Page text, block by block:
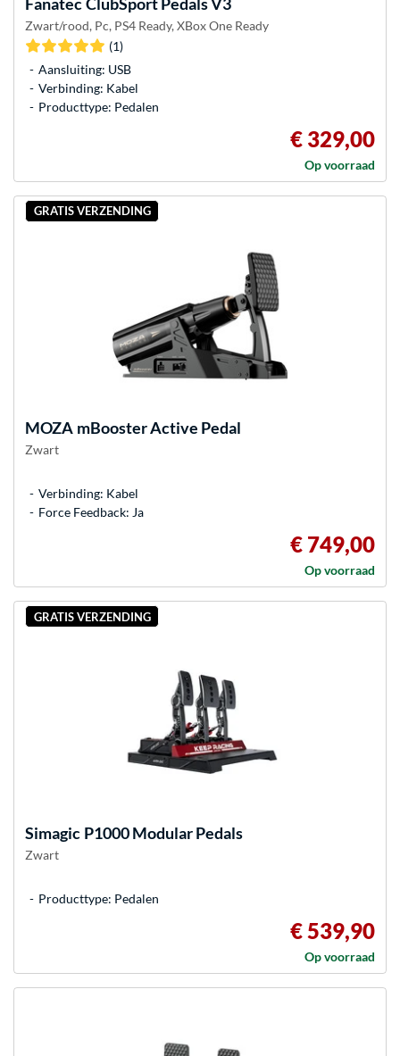
Zwart/rood, Pc, PS4 Ready, XBox One Ready
(1)
Aansluiting: USB
Verbinding: Kabel
Producttype: Pedalen
€ 329,00
Op voorraad
GRATIS VERZENDING
MOZA mBooster Active Pedal
Zwart
Verbinding: Kabel
Force Feedback: Ja
€ 749,00
Op voorraad
GRATIS VERZENDING
Simagic P1000 Modular Pedals
Zwart
Producttype: Pedalen
€ 539,90
Op voorraad